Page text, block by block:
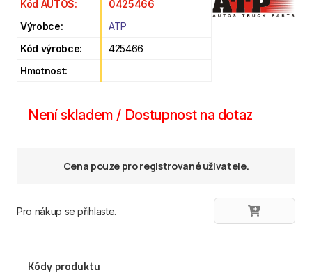
Kód AUTOS:
0425466
Výrobce:
ATP
Kód výrobce:
425466
Hmotnost:
Není skladem / Dostupnost na dotaz
Cena pouze pro registrované uživatele.
Pro nákup se přihlaste.
Kódy produktu